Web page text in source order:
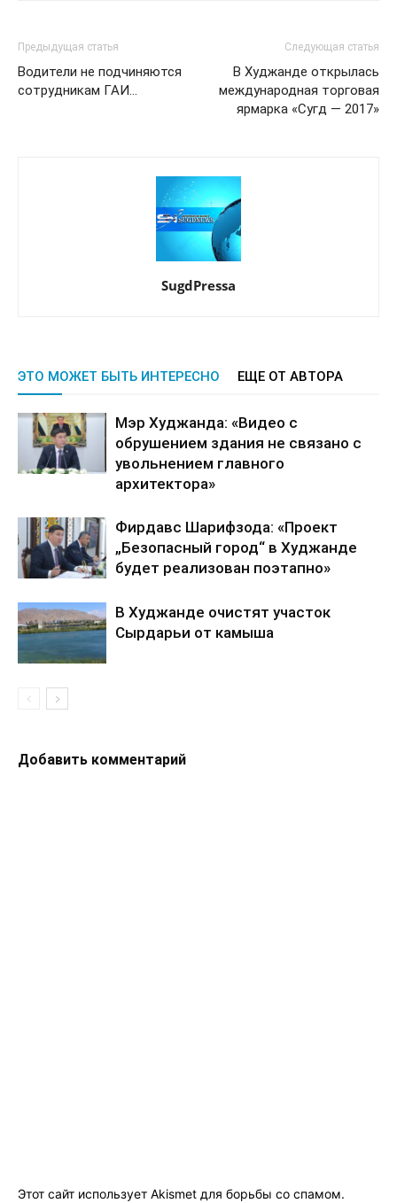
Предыдущая статья
Водители не подчиняются
сотрудникам ГАИ…
Следующая статья
В Худжанде открылась
международная торговая
ярмарка «Сугд — 2017»
SugdPressa
ЭТО МОЖЕТ БЫТЬ ИНТЕРЕСНО ЕЩЕ ОТ АВТОРА
Мэр Худжанда: «Видео с
обрушением здания не связано с
увольнением главного
архитектора»
Фирдавс Шарифзода: «Проект
„Безопасный город“ в Худжанде
будет реализован поэтапно»
В Худжанде очистят участок
Сырдарьи от камыша
Добавить комментарий
Этот сайт использует Akismet для борьбы со спамом.